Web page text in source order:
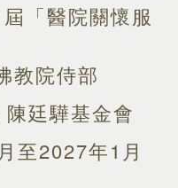
「醫院關懷服
教院侍部
廷驊基金會
至2027年1月